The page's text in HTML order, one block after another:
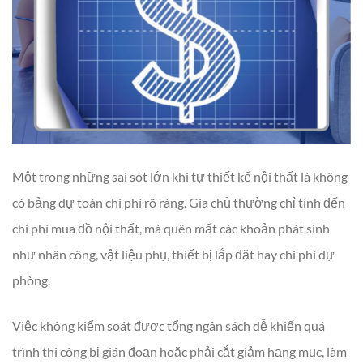
Một trong những sai sót lớn khi tự thiết kế nội thất là không
có bảng dự toán chi phí rõ ràng. Gia chủ thường chỉ tính đến
chi phí mua đồ nội thất, mà quên mất các khoản phát sinh
như nhân công, vật liệu phụ, thiết bị lắp đặt hay chi phí dự
phòng.
Việc không kiểm soát được tổng ngân sách dễ khiến quá
trình thi công bị gián đoạn hoặc phải cắt giảm hạng mục, làm